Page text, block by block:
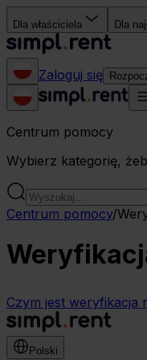
Dla właściciela Dla
Zaloguj się
Centrum pomocy
Wybierz kategorię,
Centrum pomocy/
Czym jest weryfikacja
Polski